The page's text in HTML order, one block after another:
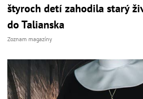
štyroch detí zahodila starý
do Talianska
Zoznam magazíny